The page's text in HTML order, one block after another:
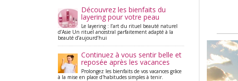
Découvrez les bienfaits du
layering pour votre peau
Le layering : l’art du rituel beauté naturel
d’Asie Un rituel ancestral parfaitement adapté à la
beauté d’aujourd’hui
Continuez à vous sentir belle et
reposée après les vacances
Prolongez les bienfaits de vos vacances grâce
à la mise en place d'habitudes simples à tenir.